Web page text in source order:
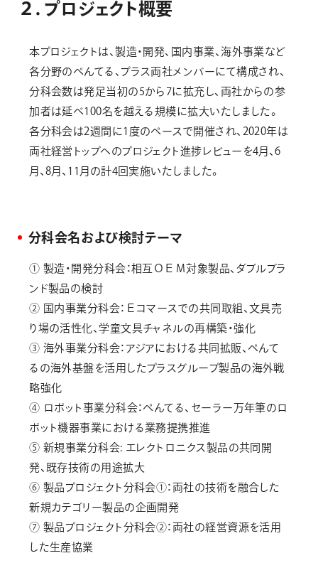
２ ． プロ ジェク ト概要
本プロジェクトは、製造・開発、国内事業、海外事業など
各分野のぺんてる、プラス両社メンバーにて構成され、
分科会数は発足当初の5から7に拡充し、両社からの参
加者は延べ100名を越える規模に拡大いたしました。
各分科会は2週間に1度のペースで開催され、2020年は
両社経営トップへのプロジェクト進捗レビューを4月、6
月、8月、11月の計4回実施いたしました。
分科会名および検討テーマ
① 製造・開発分科会：相互ＯＥＭ対象製品、ダブルブラ
ンド製品の検討
② 国内事業分科会：Ｅコマースでの共同取組、文具売
り場の活性化、学童文具チャネルの再構築・強化
③ 海外事業分科会：アジアにおける共同拡販、ぺんて
るの海外基盤を活用したプラスグループ製品の海外戦
略強化
④ ロボット事業分科会：ぺんてる、セーラー万年筆のロ
ボット機器事業における業務提携推進
⑤ 新規事業分科会: エレクトロニクス製品の共同開
発、既存技術の用途拡大
⑥ 製品プロジェクト分科会①：両社の技術を融合した
新規カテゴリー製品の企画開発
⑦ 製品プロジェクト分科会②：両社の経営資源を活用
した生産協業